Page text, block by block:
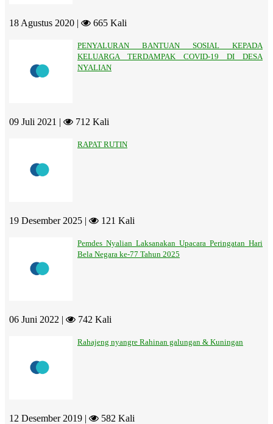
18 Agustus 2020 | 665 Kali
PENYALURAN BANTUAN SOSIAL KEPADA
KELUARGA TERDAMPAK COVID-19 DI DESA
NYALIAN
09 Juli 2021 | 712 Kali
RAPAT RUTIN
19 Desember 2025 | 121 Kali
Pemdes Nyalian Laksanakan Upacara Peringatan Hari
Bela Negara ke-77 Tahun 2025
06 Juni 2022 | 742 Kali
Rahajeng nyangre Rahinan galungan & Kuningan
12 Desember 2019 | 582 Kali